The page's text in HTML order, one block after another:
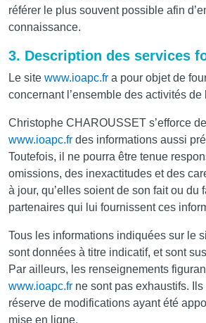
référer le plus souvent possible afin
connaissance.
3. Description des services
Le site www.ioapc.fr a pour objet de
concernant l’ensemble des activités de
Christophe CHAROUSSET s’efforce
www.ioapc.fr des informations aussi
Toutefois, il ne pourra être tenue
omissions, des inexactitudes et des
à jour, qu’elles soient de son fait ou du
partenaires qui lui fournissent ces
Tous les informations indiquées sur le
sont données à titre indicatif, et sont
Par ailleurs, les renseignements
www.ioapc.fr ne sont pas exhaustifs.
réserve de modifications ayant été
mise en ligne.